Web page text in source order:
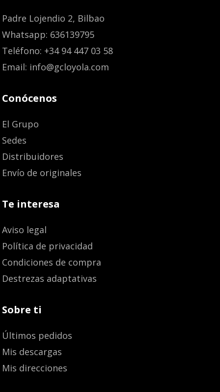
Padre Lojendio 2, Bilbao
Whatsapp: 636139795
Teléfono: +34 94 447 03 58
Email: info@gcloyola.com
Conócenos
El Grupo
Sedes
Distribuidores
Envío de originales
Te interesa
Aviso legal
Política de privacidad
Condiciones de compra
Destrezas adaptativas
Sobre ti
Últimos pedidos
Mis descargas
Mis direcciones